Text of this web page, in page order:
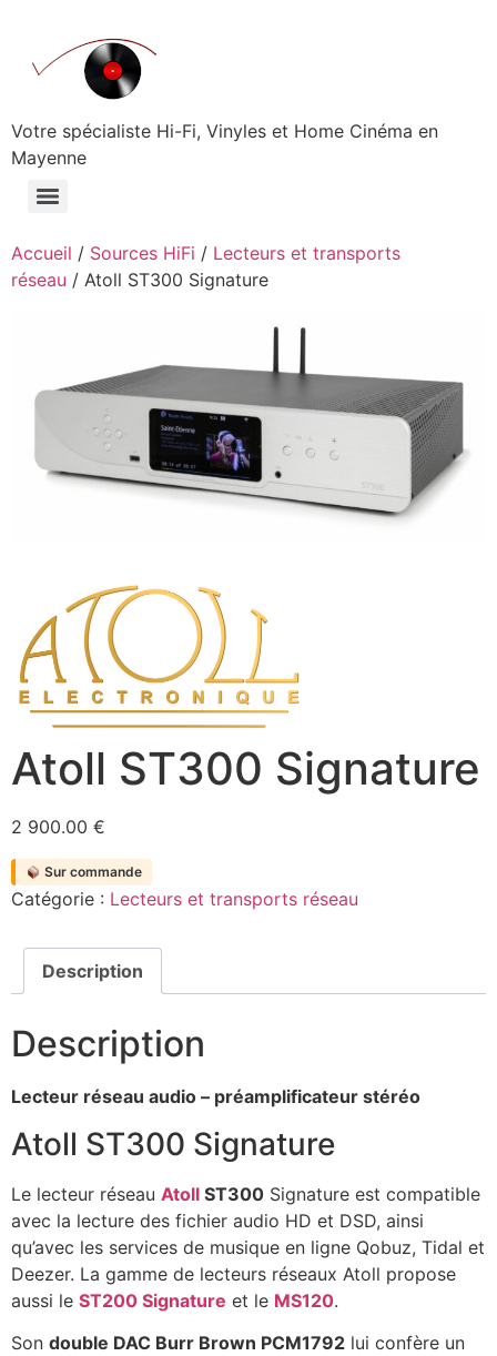
contenu
Votre spécialiste Hi-Fi, Vinyles et Home Cinéma en
Mayenne
Accueil / Sources HiFi / Lecteurs et transports
réseau / Atoll ST300 Signature
Atoll ST300 Signature
2 900.00 €
Sur commande
Catégorie : Lecteurs et transports réseau
Description
Description
Lecteur réseau audio – préamplificateur stéréo
Atoll ST300 Signature
Le lecteur réseau Atoll ST300 Signature est compatible
avec la lecture des fichier audio HD et DSD, ainsi
qu’avec les services de musique en ligne Qobuz, Tidal et
Deezer. La gamme de lecteurs réseaux Atoll propose
aussi le ST200 Signature et le MS120.
Son double DAC Burr Brown PCM1792 lui confère un